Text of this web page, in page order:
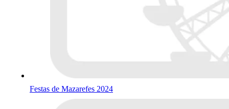
Festas de Mazarefes 2024